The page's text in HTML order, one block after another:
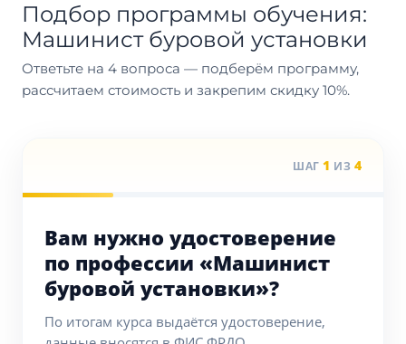
Подбор программы обучения:
Машинист буровой установки
Ответьте на 4 вопроса — подберём программу,
рассчитаем стоимость и закрепим скидку 10%.
ШАГ 1 ИЗ 4
Вам нужно удостоверение
по профессии «Машинист
буровой установки»?
По итогам курса выдаётся удостоверение,